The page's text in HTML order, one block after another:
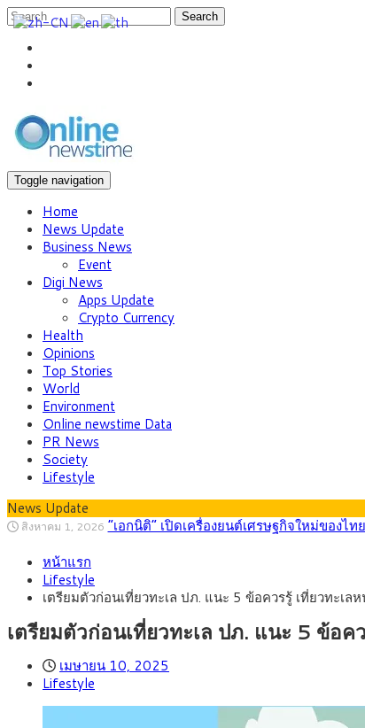
Search
Toggle navigation
Home
News Update
Business News
Event
Digi News
Apps Update
Crypto Currency
Health
Opinions
Top Stories
World
Environment
Online newstime Data
PR News
Society
Lifestyle
News Update
สิงหาคม 1, 2026 “เอกนิติ” เปิดเครื่องยนต์เศรษฐกิจใหม่ของ
กรกฎาคม 27, 2026
สิงหาคม 5, 2026
สิงหาคม 4, 2026 สธ.ชี้ รพ.รัฐแบกรับผู้ป่วยบัตรทอง 87% แต่ได้
สิงหาคม 3, 2026 กรุงศรี คาดเงินบาทสัปดาห์นี้ซื้อขายในกรอ
หน้าแรก
Lifestyle
เตรียมตัวก่อนเที่ยวทะเล ปภ. แนะ 5 ข้อควรรู้ เที่ยวทะเล
เตรียมตัวก่อนเที่ยวทะเล ปภ. แนะ 5 ข้อ
เมษายน 10, 2025
Lifestyle